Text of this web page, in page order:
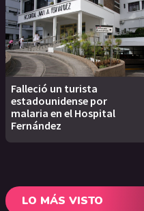
Falleció un turista
estadounidense por
malaria en el Hospital
Fernández
LO MÁS VISTO